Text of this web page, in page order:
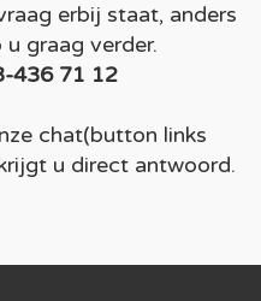
erbij staat, anders
graag verder.
436 71 12
chat(button links
u direct antwoord.